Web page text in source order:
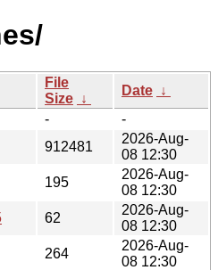
File
Size ↓
Date ↓
-
-
912481
2026-Aug-
08 12:30
195
2026-Aug-
08 12:30
62
2026-Aug-
08 12:30
264
2026-Aug-
08 12:30